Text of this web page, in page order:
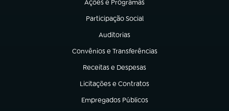
Ações e Programas
(abre em nova aba)
Participação Social
(abre em nova aba)
Auditorias
(abre em nova aba)
Convênios e Transferências
(abre em nova aba)
Receitas e Despesas
(abre em nova aba)
Licitações e Contratos
(abre em nova aba)
Empregados Públicos
(abre em nova aba)